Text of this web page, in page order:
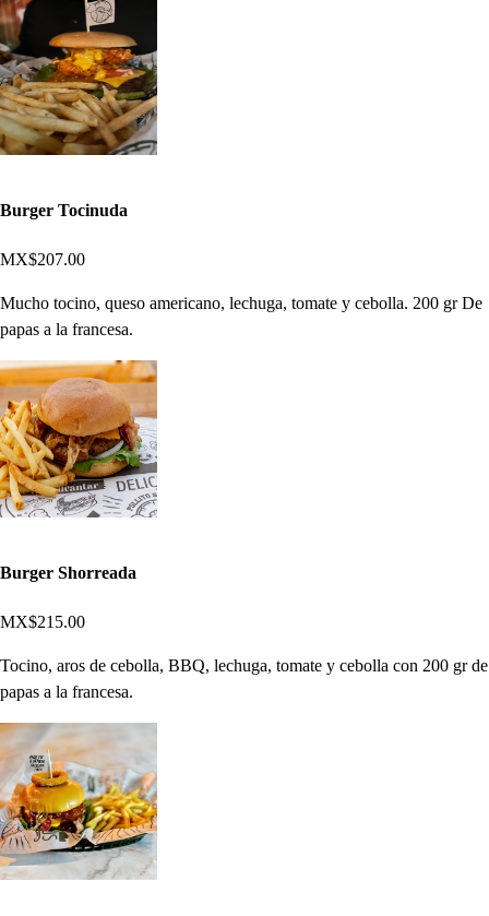
Burger Tocinuda
MX$207.00
Mucho tocino, queso americano, lechuga, tomate y cebolla. 200 gr De
papas a la francesa.
Burger Shorreada
MX$215.00
Tocino, aros de cebolla, BBQ, lechuga, tomate y cebolla con 200 gr de
papas a la francesa.